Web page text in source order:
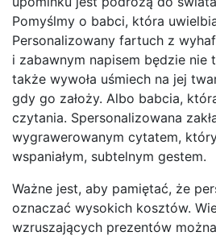
Pomyślmy o babci, która
Personalizowany fartuch z
i zabawnym napisem będzie nie
także wywoła uśmiech na jej
gdy go założy. Albo babcia,
czytania. Spersonalizowana
wygrawerowanym cytatem,
wspaniałym, subtelnym gestem.
Ważne jest, aby pamiętać, że
oznaczać wysokich kosztów.
wzruszających prezentów